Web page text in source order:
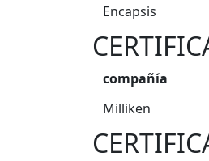
Encapsis
compañía
Milliken